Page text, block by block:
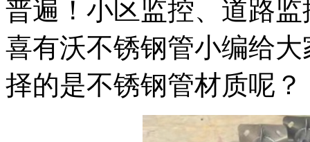
普遍！小区监控、道路
喜有沃不锈钢管小编给
择的是不锈钢管材质呢？